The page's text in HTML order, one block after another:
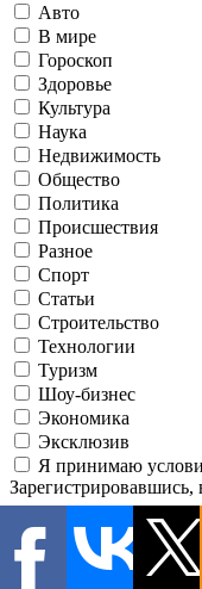
Авто
В мире
Гороскоп
Здоровье
Культура
Наука
Недвижимость
Общество
Политика
Происшествия
Разное
Спорт
Статьи
Строительство
Технологии
Туризм
Шоу-бизнес
Экономика
Эксклюзив
Я принимаю
использованияи
аналитический портал
о событиях, анализах,
электронной почте.